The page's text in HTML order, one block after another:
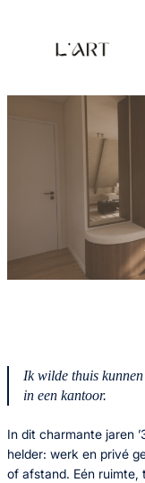
Ik wilde thuis
in een kantoor.
In dit charmante jaren
helder: werk en privé
of afstand. Eén ruimte,